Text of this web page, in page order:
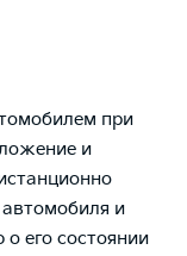
при
и
и
его состоянии